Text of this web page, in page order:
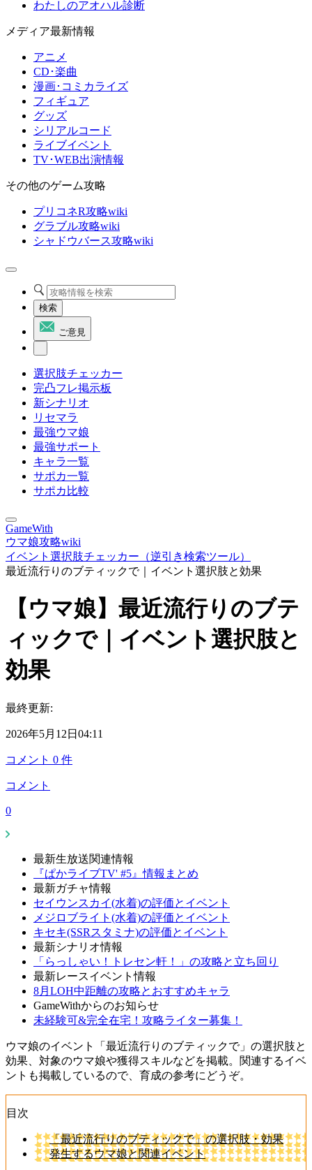
わたしのアオハル診断
メディア最新情報
アニメ
CD･楽曲
漫画･コミカライズ
フィギュア
グッズ
シリアルコード
ライブイベント
TV･WEB出演情報
その他のゲーム攻略
プリコネR攻略wiki
グラブル攻略wiki
シャドウバース攻略wiki
検索
ご意見
選択肢チェッカー
完凸フレ掲示板
新シナリオ
リセマラ
最強ウマ娘
最強サポート
キャラ一覧
サポカ一覧
サポカ比較
GameWith
ウマ娘攻略wiki
イベント選択肢チェッカー（逆引き検索ツール）
最近流行りのブティックで｜イベント選択肢と効果
【ウマ娘】最近流行りのブテ
ィックで｜イベント選択肢と
効果
最終更新:
2026年5月12日04:11
コメント 0 件
コメント
0
最新生放送関連情報
『ぱかライブTV' #5』情報まとめ
最新ガチャ情報
セイウンスカイ(水着)の評価とイベント
メジロブライト(水着)の評価とイベント
キセキ(SSRスタミナ)の評価とイベント
最新シナリオ情報
「らっしゃい！トレセン軒！」の攻略と立ち回り
最新レースイベント情報
8月LOH中距離の攻略とおすすめキャラ
GameWithからのお知らせ
未経験可&完全在宅！攻略ライター募集！
ウマ娘のイベント「最近流行りのブティックで」の選択肢と
効果、対象のウマ娘や獲得スキルなどを掲載。関連するイベ
ントも掲載しているので、育成の参考にどうぞ。
目次
「最近流行りのブティックで」の選択肢・効果
発生するウマ娘と関連イベント